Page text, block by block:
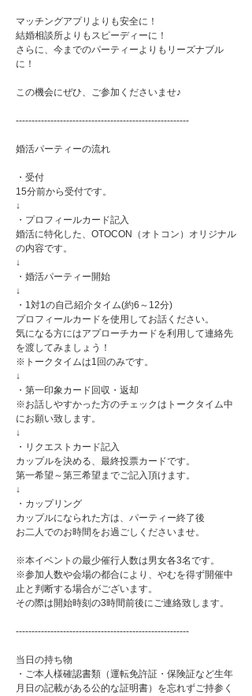
マッチングアプリよりも安全に！
結婚相談所よりもスピーディーに！
さらに、今までのパーティーよりもリーズナブル
に！
この機会にぜひ、ご参加くださいませ♪
-------------------------------------------------------
婚活パーティーの流れ
・受付
15分前から受付です。
↓
・プロフィールカード記入
婚活に特化した、OTOCON（オトコン）オリジナル
の内容です。
↓
・婚活パーティー開始
↓
・1対1の自己紹介タイム(約6～12分)
プロフィールカードを使用してお話ください。
気になる方にはアプローチカードを利用して連絡先
を渡してみましょう！
※トークタイムは1回のみです。
↓
・第一印象カード回収・返却
※お話しやすかった方のチェックはトークタイム中
にお願い致します。
↓
・リクエストカード記入
カップルを決める、最終投票カードです。
第一希望～第三希望までご記入頂けます。
↓
・カップリング
カップルになられた方は、パーティー終了後
お二人でのお時間をお過ごしくださいませ。
※本イベントの最少催行人数は男女各3名です。
※参加人数や会場の都合により、やむを得ず開催中
止と判断する場合がございます。
その際は開始時刻の3時間前後にご連絡致します。
-------------------------------------------------------
当日の持ち物
・ご本人様確認書類（運転免許証・保険証など生年
月日の記載がある公的な証明書）を忘れずご持参く